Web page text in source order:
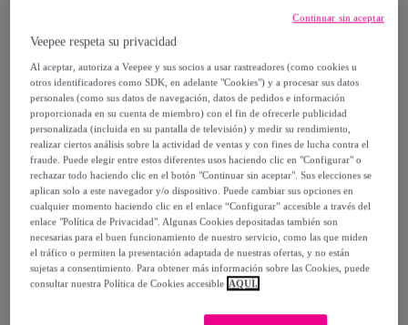
Entrega: Entre el17/08y el20/08
¿Cómo funciona?
Detalles del producto
Veepee respeta su privacidad
Al aceptar, autoriza a Veepee y sus socios a usar rastreadores (como cookies u
otros identificadores como SDK, en adelante "Cookies") y a procesar sus datos
personales (como sus datos de navegación, datos de pedidos e información
proporcionada en su cuenta de miembro) con el fin de ofrecerle publicidad
personalizada (incluida en su pantalla de televisión) y medir su rendimiento,
realizar ciertos análisis sobre la actividad de ventas y con fines de lucha contra el
fraude. Puede elegir entre estos diferentes usos haciendo clic en "Configurar" o
rechazar todo haciendo clic en el botón "Continuar sin aceptar". Sus elecciones se
aplican solo a este navegador y/o dispositivo. Puede cambiar sus opciones en
cualquier momento haciendo clic en el enlace “Configurar” accesible a través del
enlace "Política de Privacidad". Algunas Cookies depositadas también son
necesarias para el buen funcionamiento de nuestro servicio, como las que miden
el tráfico o permiten la presentación adaptada de nuestras ofertas, y no están
sujetas a consentimiento. Para obtener más información sobre las Cookies, puede
consultar nuestra Política de Cookies accesible AQUÍ.
Continuar sin aceptar